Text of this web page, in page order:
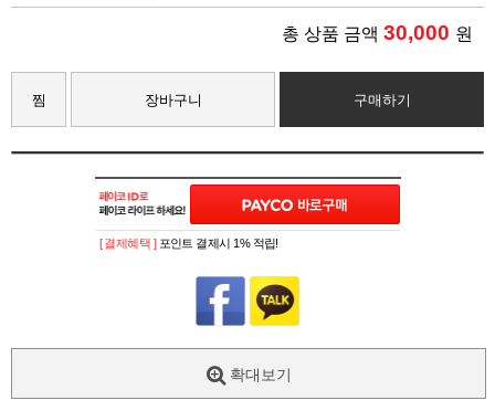
총 상품 금액 30,000 원
찜 장바구니 구매하기
[ 결제혜택 ] 포인트 결제시 1% 적립!
확대보기